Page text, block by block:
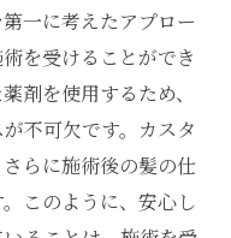
一に考えたアプロー
を受けることができ
剤を使用するため、
不可欠です。カスタ
らに施術後の髪の仕
このように、安心し